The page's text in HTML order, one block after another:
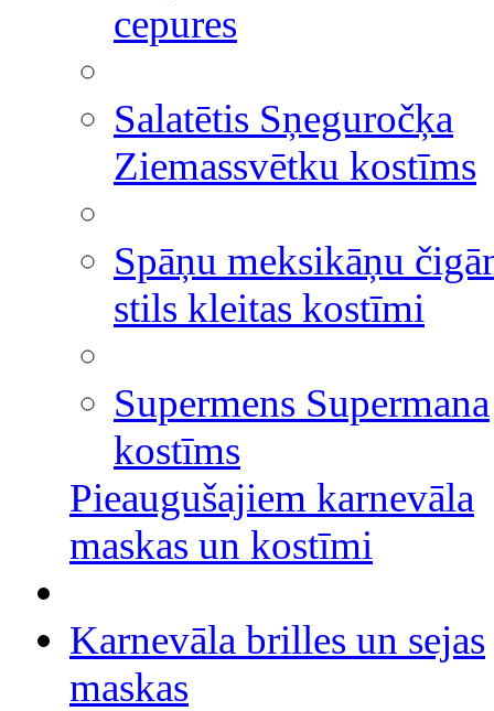
cepures
Salatētis Sņeguročķa
Ziemassvētku kostīms
Spāņu meksikāņu
stils kleitas kostīmi
Supermens Supermana
kostīms
Pieaugušajiem karnevāla
maskas un kostīmi
Karnevāla brilles un sejas
maskas